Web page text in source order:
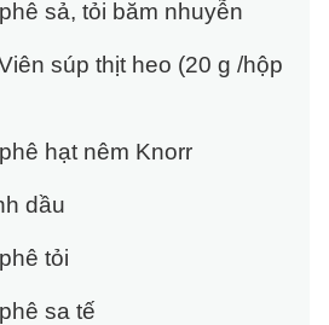
sả, tỏi băm nhuyễn
súp thịt heo (20 g /hộp
hạt nêm Knorr
dầu
tỏi
sa tế